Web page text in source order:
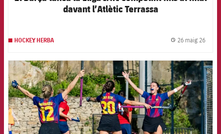
davant l’Atlètic Terrassa
HOCKEY HERBA 26 maig 26
FCB Barcelona badge